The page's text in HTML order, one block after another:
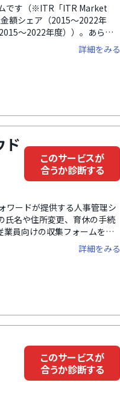
です（※ITR「ITR Market
額シェア（2015～2022年
～2022年度））。あらゆ
を発掘し、戦略人事を加速さ
置、人材育成、評価、人的
す。誰でも使いやすい直感
。約4,500社以上（2025年9月
や活用フェーズに合わせた
との交流を通じて活きた事
詳細をみる
ド
このサービスが
合うか診断する
ワードが提供する人事管理シ
氏名や住所変更、育休の手続
員向けの収集フォームを担
媒体での情報収集が不要とな
トや勤怠管理システム、社
システムとの連携も可能。
映されるので、マスタデー
発生する転記・二重登録も
詳細をみる
このサービスが
合うか診断する